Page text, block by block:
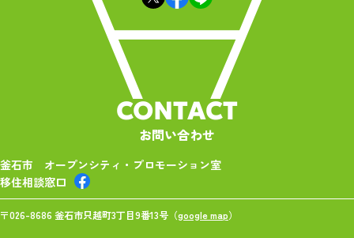
CONTACT
お問い合わせ
釜石市 オープンシティ・プロモーション室
移住相談窓口
〒026-8686 釜石市只越町3丁目9番13号（google map）